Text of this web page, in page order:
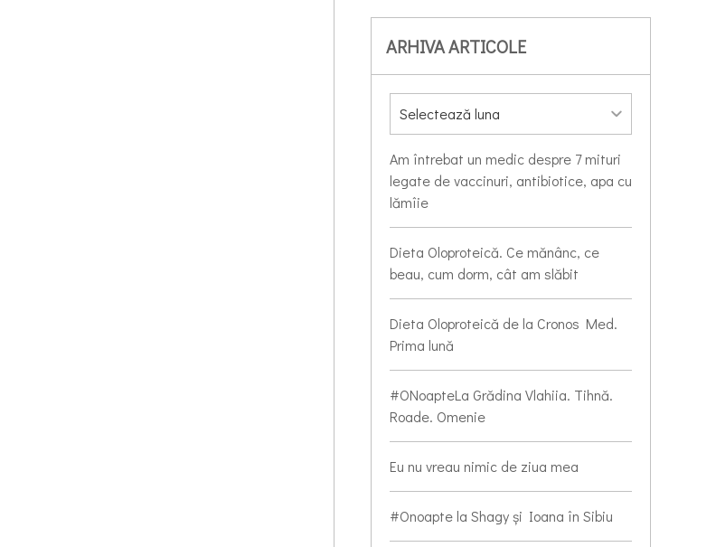
ARHIVA ARTICOLE
Am întrebat un medic despre 7 mituri
legate de vaccinuri, antibiotice, apa cu
lămîie
Dieta Oloproteică. Ce mănânc, ce
beau, cum dorm, cât am slăbit
Dieta Oloproteică de la Cronos Med.
Prima lună
#ONoapteLa Grădina Vlahiia. Tihnă.
Roade. Omenie
Eu nu vreau nimic de ziua mea
#Onoapte la Shagy și Ioana în Sibiu